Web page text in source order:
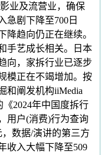
业及流营业，确保
急剧下降至700日
降趋向仍正在继续。
手艺成长相关。日本
向，家拆行业已逐步
模正在不竭增加。按
和阐发机构iiMedia
《2024年中国度拆行
用户(消费)行为查询
数据/演讲的第三方
收入大幅下降至509